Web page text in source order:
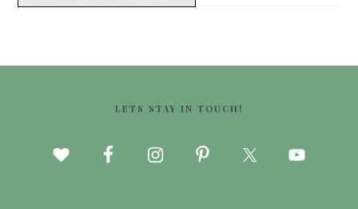
LETS STAY IN TOUCH!